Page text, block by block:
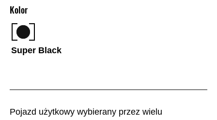
Pojazd użytkowy wybierany przez wielu
Kolor
Super Black